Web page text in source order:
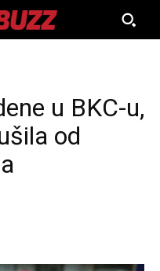
u BKC-u,
od